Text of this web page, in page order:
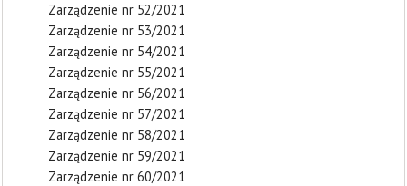
Zarządzenie nr 52/2021
Zarządzenie nr 53/2021
Zarządzenie nr 54/2021
Zarządzenie nr 55/2021
Zarządzenie nr 56/2021
Zarządzenie nr 57/2021
Zarządzenie nr 58/2021
Zarządzenie nr 59/2021
Zarządzenie nr 60/2021